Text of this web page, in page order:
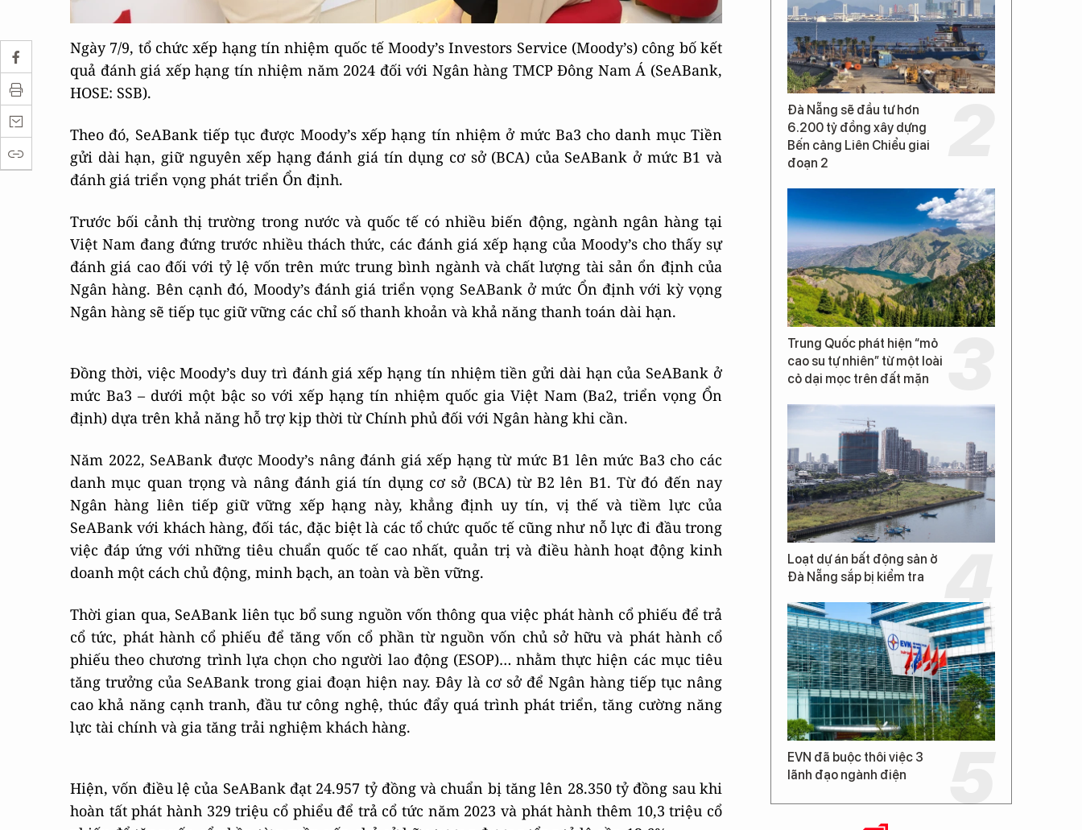
Ngày 7/9, tổ chức xếp hạng tín nhiệm quốc tế Moody’s Investors Service (Moody’s) công bố kết
quả đánh giá xếp hạng tín nhiệm năm 2024 đối với Ngân hàng TMCP Đông Nam Á (SeABank,
HOSE: SSB).
Theo đó, SeABank tiếp tục được Moody’s xếp hạng tín nhiệm ở mức Ba3 cho danh mục Tiền
gửi dài hạn, giữ nguyên xếp hạng đánh giá tín dụng cơ sở (BCA) của SeABank ở mức B1 và
đánh giá triển vọng phát triển Ổn định.
Trước bối cảnh thị trường trong nước và quốc tế có nhiều biến động, ngành ngân hàng tại
Việt Nam đang đứng trước nhiều thách thức, các đánh giá xếp hạng của Moody’s cho thấy sự
đánh giá cao đối với tỷ lệ vốn trên mức trung bình ngành và chất lượng tài sản ổn định của
Ngân hàng. Bên cạnh đó, Moody’s đánh giá triển vọng SeABank ở mức Ổn định với kỳ vọng
Ngân hàng sẽ tiếp tục giữ vững các chỉ số thanh khoản và khả năng thanh toán dài hạn.
Đồng thời, việc Moody’s duy trì đánh giá xếp hạng tín nhiệm tiền gửi dài hạn của SeABank ở
mức Ba3 – dưới một bậc so với xếp hạng tín nhiệm quốc gia Việt Nam (Ba2, triển vọng Ổn
định) dựa trên khả năng hỗ trợ kịp thời từ Chính phủ đối với Ngân hàng khi cần.
Năm 2022, SeABank được Moody’s nâng đánh giá xếp hạng từ mức B1 lên mức Ba3 cho các
danh mục quan trọng và nâng đánh giá tín dụng cơ sở (BCA) từ B2 lên B1. Từ đó đến nay
Ngân hàng liên tiếp giữ vững xếp hạng này, khẳng định uy tín, vị thế và tiềm lực của
SeABank với khách hàng, đối tác, đặc biệt là các tổ chức quốc tế cũng như nỗ lực đi đầu trong
việc đáp ứng với những tiêu chuẩn quốc tế cao nhất, quản trị và điều hành hoạt động kinh
doanh một cách chủ động, minh bạch, an toàn và bền vững.
Thời gian qua, SeABank liên tục bổ sung nguồn vốn thông qua việc phát hành cổ phiếu để trả
cổ tức, phát hành cổ phiếu để tăng vốn cổ phần từ nguồn vốn chủ sở hữu và phát hành cổ
phiếu theo chương trình lựa chọn cho người lao động (ESOP)… nhằm thực hiện các mục tiêu
tăng trưởng của SeABank trong giai đoạn hiện nay. Đây là cơ sở để Ngân hàng tiếp tục nâng
cao khả năng cạnh tranh, đầu tư công nghệ, thúc đẩy quá trình phát triển, tăng cường năng
lực tài chính và gia tăng trải nghiệm khách hàng.
Hiện, vốn điều lệ của SeABank đạt 24.957 tỷ đồng và chuẩn bị tăng lên 28.350 tỷ đồng sau khi
hoàn tất phát hành 329 triệu cổ phiểu để trả cổ tức năm 2023 và phát hành thêm 10,3 triệu cổ
Đà Nẵng sẽ đầu tư hơn
6.200 tỷ đồng xây dựng
Bến cảng Liên Chiểu giai
đoạn 2
Trung Quốc phát hiện “mỏ
cao su tự nhiên” từ một loài
cỏ dại mọc trên đất mặn
Loạt dự án bất động sản ở
Đà Nẵng sắp bị kiểm tra
EVN đã buộc thôi việc 3
lãnh đạo ngành điện